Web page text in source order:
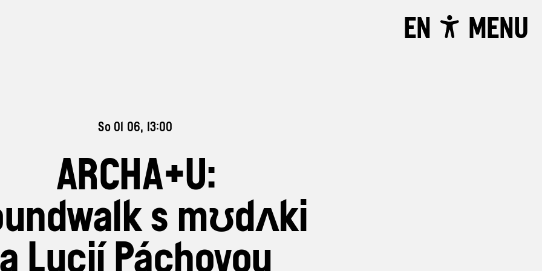
EN MENU
So 01 06, 13:00
ARCHA+U:
s mʊdʌki
Lucií Páchovou